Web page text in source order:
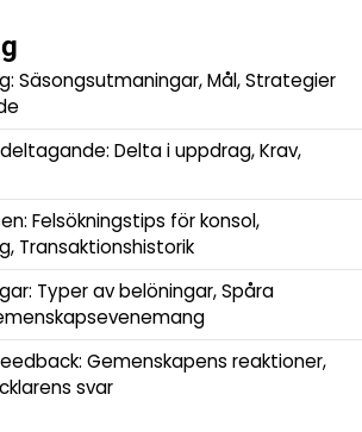
Säsongsutmaningar, Mål, Strategier
Delta i uppdrag, Krav,
Felsökningstips för konsol,
Transaktionshistorik
Typer av belöningar, Spåra
Gemenskapens reaktioner,
svar